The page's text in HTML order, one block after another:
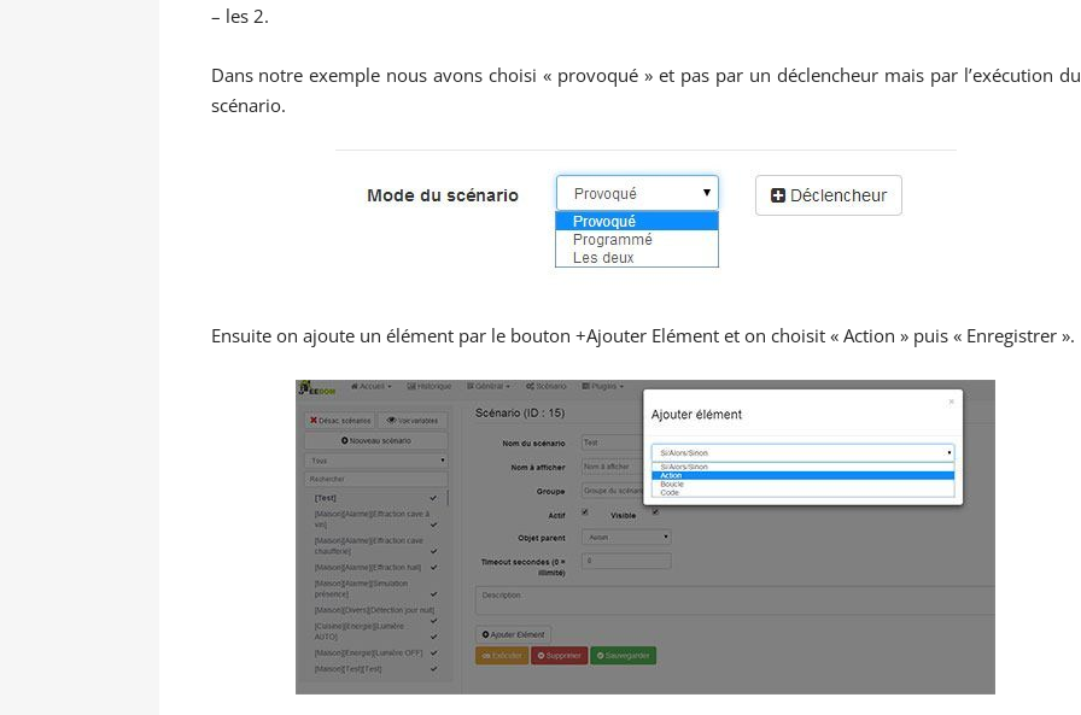
– les 2.
Dans notre exemple nous avons choisi « provoqué » et pas par un déclencheur mais par l’exécution du
scénario.
Ensuite on ajoute un élément par le bouton +Ajouter Elément et on choisit « Action » puis « Enregistrer ».